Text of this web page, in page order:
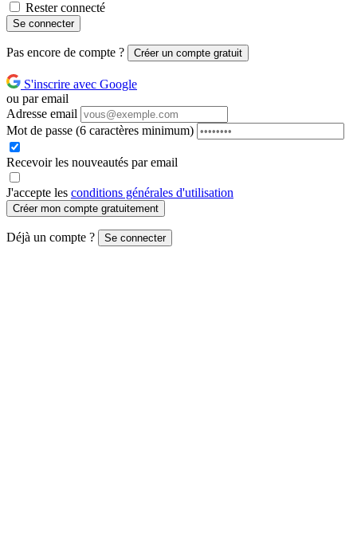
Rester connecté
Se connecter
Pas encore de compte ? Créer un compte gratuit
S'inscrire avec Google
ou par email
Adresse email
Mot de passe (6 caractères minimum)
Recevoir les nouveautés par email
J'accepte les conditions générales d'utilisation
Créer mon compte gratuitement
Déjà un compte ? Se connecter